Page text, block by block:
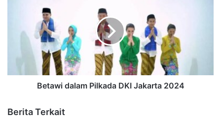
Betawi dalam Pilkada DKI Jakarta 2024
Berita Terkait